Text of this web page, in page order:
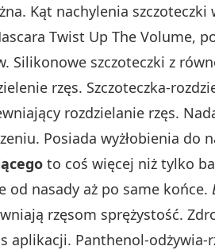
Kąt nachylenia szczoteczki
Twist Up The Volume,
szczoteczki z
rzęs. Szczoteczka-
rozdzielanie rzęs.
Posiada wyżłobienia
to coś więcej niż tylko
od nasady aż po same końce.
rzęsom sprężystość.
aplikacji. Panthenol-